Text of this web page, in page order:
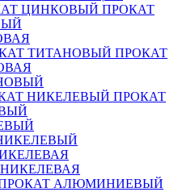
ЦИНКОВЫЙ ПРОКАТ
ТИТАНОВЫЙ ПРОКАТ
НИКЕЛЕВЫЙ ПРОКАТ
АЛЮМИНИЕВЫЙ